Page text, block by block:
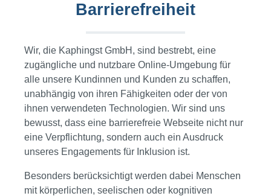
Barrierefreiheit
Wir, die Kaphingst GmbH, sind bestrebt, eine
zugängliche und nutzbare Online-Umgebung für
alle unsere Kundinnen und Kunden zu schaffen,
unabhängig von ihren Fähigkeiten oder der von
ihnen verwendeten Technologien. Wir sind uns
bewusst, dass eine barrierefreie Webseite nicht nur
eine Verpflichtung, sondern auch ein Ausdruck
unseres Engagements für Inklusion ist.
Besonders berücksichtigt werden dabei Menschen
mit körperlichen, seelischen oder kognitiven